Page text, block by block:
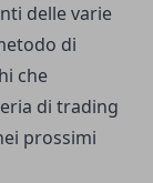
delle varie
di
che
di trading
prossimi